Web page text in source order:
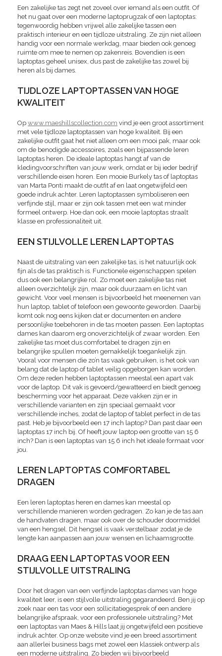
Een zakelijke tas zegt net zoveel over iemand als een outfit. Of
het nu gaat over een moderne laptoprugzak of een laptoptas:
tegenwoordig hebben vrijwel alle zakelijke tassen een
praktisch interieur en een tijdloze uitstraling. Ze zijn niet alleen
handig voor een normale werkdag, maar bieden ook genoeg
ruimte om mee te nemen op zakenreis. Bovendien is een
laptoptas geheel unisex, dus past de zakelijke tas zowel bij
heren als bij dames.
TIJDLOZE LAPTOPTASSEN VAN HOGE
KWALITEIT
Op www.maeshillscollection.com vind je een groot assortiment
met vele tijdloze laptoptassen van hoge kwaliteit. Bij een
zakelijke outfit gaat het niet alleen om een mooi pak, maar ook
om de benodigde accessoires, zoals een bijpassende leren
laptoptas heren. De ideale laptoptas hangt af van de
kledingvoorschriften van jouw werk, omdat er bij ieder bedrijf
verschillende eisen horen. Een mooie Burkely tas of laptoptas
van Marta Ponti maakt de outfit af en laat ongetwijfeld een
goede indruk achter. Leren laptoptassen symboliseren een
verfijnde stijl, maar er zijn ook tassen met een wat minder
formeel ontwerp. Hoe dan ook, een mooie laptoptas straalt
klasse en professionaliteit uit.
EEN STIJLVOLLE LEREN LAPTOPTAS
Naast de uitstraling van een zakelijke tas, is het natuurlijk ook
fijn als de tas praktisch is. Functionele eigenschappen spelen
dus ook een belangrijke rol. Zo moet een zakelijke tas niet
alleen overzichtelijk zijn, maar ook duurzaam en licht van
gewicht. Voor veel mensen is bijvoorbeeld het meenemen van
hun laptop, tablet of telefoon een gewoonte geworden. Daarbij
komt ook nog eens kijken dat er documenten en andere
persoonlijke toebehoren in de tas moeten passen. Een laptoptas
dames kan daarom erg onoverzichtelijk of zwaar worden. Een
zakelijke tas moet dus comfortabel te dragen zijn en
belangrijke spullen moeten gemakkelijk toegankelijk zijn.
Vooral voor mensen die zo’n tas vaak gebruiken, is het ook van
belang dat de laptop of tablet veilig opgeborgen kan worden.
Om deze reden hebben laptoptassen meestal een apart vak
voor de laptop. Dit vak is gevoerd/gewatteerd en biedt genoeg
bescherming voor het apparaat. Deze vakken zijn er in
verschillende varianten en zijn speciaal gemaakt voor
verschillende inches, zodat de laptop of tablet perfect in de tas
past. Heb je bijvoorbeeld een 17 inch laptop? Dan past daar een
laptoptas 17 inch bij. Of heeft jouw laptop een grootte van 15 6
inch? Dan is een laptoptas van 15 6 inch het ideale formaat voor
jou.
LEREN LAPTOPTAS COMFORTABEL
DRAGEN
Een leren laptoptas heren en dames kan meestal op
verschillende manieren worden gedragen. Zo kan je de tas aan
de handvaten dragen, maar ook over de schouder doormiddel
van een hengsel. Dit hengsel is vaak verstelbaar zodat je de
lengte kan aanpassen aan jouw wensen en lichaamsgrootte.
DRAAG EEN LAPTOPTAS VOOR EEN
STIJLVOLLE UITSTRALING
Door het dragen van een verfijnde laptoptas dames van hoge
kwaliteit leer, is een stijlvolle uitstraling gegarandeerd. Ben jij op
zoek naar een tas voor een sollicitatiegesprek of een andere
belangrijke afspraak, voor een professionele uitstraling? Met
een laptoptas van Maes & Hills laat jij ongetwijfeld een positieve
indruk achter. Op onze website vind je een breed assortiment
aan allerlei business bags met zowel een klassiek ontwerp als
een moderne uitstraling. Zo bieden wij bijvoorbeeld